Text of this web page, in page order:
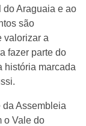
Araguaia e ao
são
valorizar a
fazer parte do
história marcada
Assembleia
o Vale do